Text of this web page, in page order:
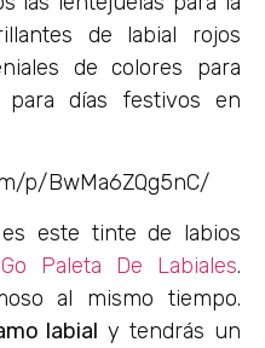
de labial rojos
de colores para
días festivos en
p/BwMa6ZQg5nC/
este tinte de labios
Paleta De Labiales.
al mismo tiempo.
labial y tendrás un